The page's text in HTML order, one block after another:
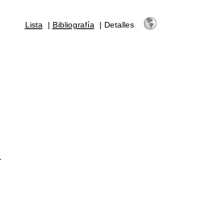
Lista | Bibliografía | Detalles